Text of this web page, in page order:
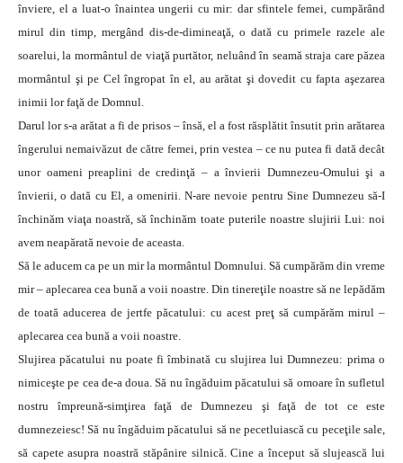
înviere, el a luat-o înaintea ungerii cu mir: dar sfintele femei, cumpărând
mirul din timp, mergând dis-de-dimineaţă, o dată cu primele razele ale
soarelui, la mormântul de viaţă purtător, neluând în seamă straja care păzea
mormântul şi pe Cel îngropat în el, au arătat şi dovedit cu fapta aşezarea
inimii lor faţă de Domnul.
Darul lor s-a arătat a fi de prisos – însă, el a fost răsplătit însutit prin arătarea
îngerului nemaivăzut de către femei, prin vestea – ce nu putea fi dată decât
unor oameni preaplini de credinţă – a învierii Dumnezeu-Omului şi a
învierii, o dată cu El, a omenirii. N-are nevoie pentru Sine Dumnezeu să-I
închinăm viaţa noastră, să închinăm toate puterile noastre slujirii Lui: noi
avem neapărată nevoie de aceasta.
Să le aducem ca pe un mir la mormântul Domnului. Să cumpărăm din vreme
mir – aplecarea cea bună a voii noastre. Din tinereţile noastre să ne lepădăm
de toată aducerea de jertfe păcatului: cu acest preţ să cumpărăm mirul –
aplecarea cea bună a voii noastre.
Slujirea păcatului nu poate fi îmbinată cu slujirea lui Dumnezeu: prima o
nimiceşte pe cea de-a doua. Să nu îngăduim păcatului să omoare în sufletul
nostru împreună-simţirea faţă de Dumnezeu şi faţă de tot ce este
dumnezeiesc! Să nu îngăduim păcatului să ne pecetluiască cu peceţile sale,
să capete asupra noastră stăpânire silnică. Cine a început să slujească lui